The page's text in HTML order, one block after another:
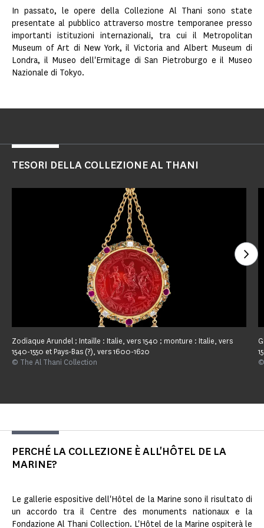
In passato, le opere della Collezione Al Thani sono state
presentate al pubblico attraverso mostre temporanee presso
importanti istituzioni internazionali, tra cui il Metropolitan
Museum of Art di New York, il Victoria and Albert Museum di
Londra, il Museo dell'Ermitage di San Pietroburgo e il Museo
Nazionale di Tokyo.
TESORI DELLA COLLEZIONE AL THANI
Zodiaque Arundel ; Intaille : Italie, vers 1540 ; monture : Italie, vers
1540-1550 et Pays-Bas (?), vers 1600-1620
© The Al Thani Collection
PERCHÉ LA COLLEZIONE È ALL'HÔTEL DE LA
MARINE?
Le gallerie espositive dell'Hôtel de la Marine sono il risultato di
un accordo tra il Centre des monuments nationaux e la
Fondazione Al Thani Collection. L'Hôtel de la Marine ospiterà le